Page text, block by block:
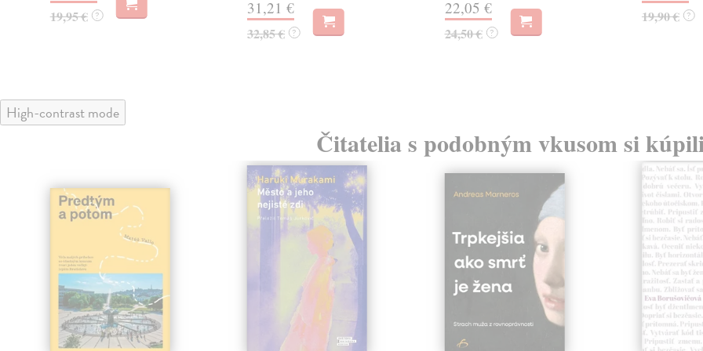
19,95 € ? 31,21 €
32,85 € ?
22,05 €
24,50 € ?
19,90 € ?
High-contrast mode
Čitatelia s podobným vkusom si